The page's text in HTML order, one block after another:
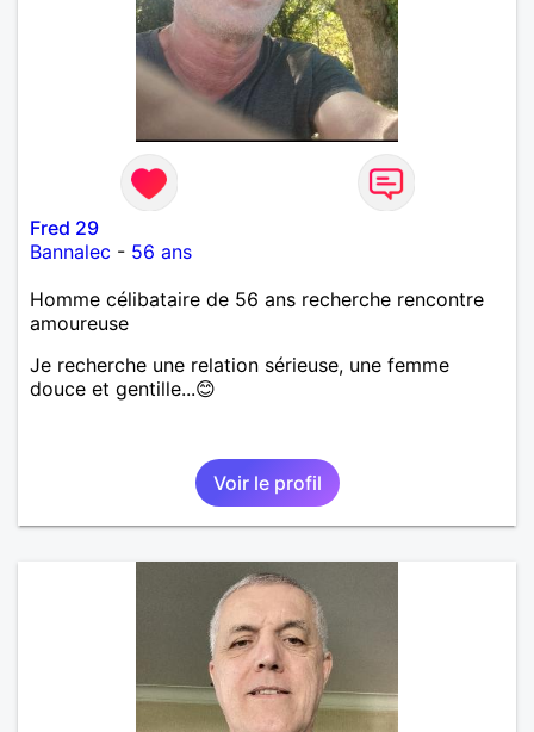
Fred 29
Bannalec - 56 ans
Homme célibataire de 56 ans recherche rencontre
amoureuse
Je recherche une relation sérieuse, une femme
douce et gentille...😊
Voir le profil